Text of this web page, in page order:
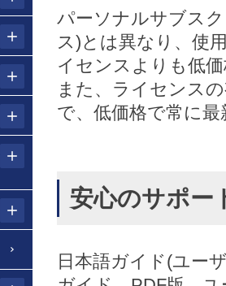
パーソナルサブス
ス)とは異なり、使
イセンスよりも低
また、ライセンス
で、低価格で常に
安心のサポー
日本語ガイド(ユー